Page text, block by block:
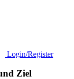
Login/Register
Ziel